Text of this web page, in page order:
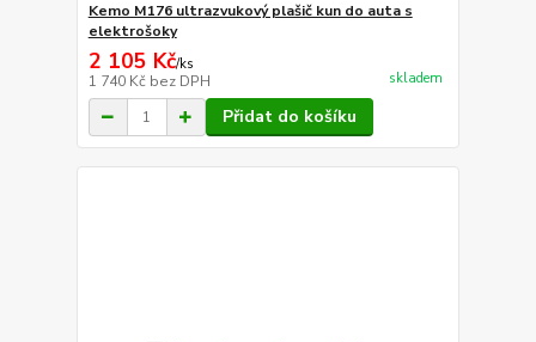
Kemo M176 ultrazvukový plašič kun do auta s
elektrošoky
2 105 Kč/ks
1 740 Kč bez DPH skladem
Přidat do košíku